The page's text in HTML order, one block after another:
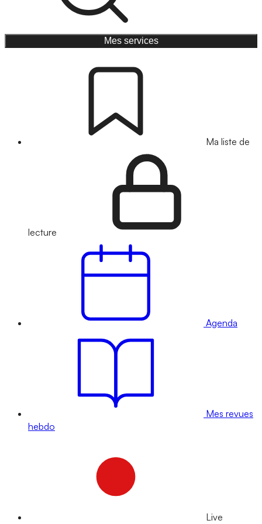
Mes services
Ma liste de
lecture
Agenda
Mes revues
hebdo
Live